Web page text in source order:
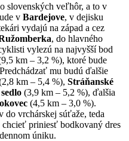
slovenských veľhôr, a to v
v Bardejove, v dejisku
vydajú na západ a cez
, do hlavného
vylezú na najvyšší bod
km – 3,2 %), ktoré bude
mu budú ďalšie
km – 5,4 %), Stráňanské
(3,9 km – 5,2 %), ďalšia
(4,5 km – 3,0 %).
do vrchárskej súťaže, teda
chcieť priniesť bodkovaný dres
úniku.